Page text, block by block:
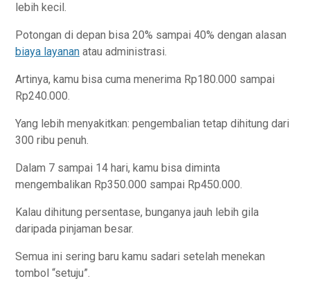
lebih kecil.
Potongan di depan bisa 20% sampai 40% dengan alasan
biaya layanan atau administrasi.
Artinya, kamu bisa cuma menerima Rp180.000 sampai
Rp240.000.
Yang lebih menyakitkan: pengembalian tetap dihitung dari
300 ribu penuh.
Dalam 7 sampai 14 hari, kamu bisa diminta
mengembalikan Rp350.000 sampai Rp450.000.
Kalau dihitung persentase, bunganya jauh lebih gila
daripada pinjaman besar.
Semua ini sering baru kamu sadari setelah menekan
tombol “setuju”.